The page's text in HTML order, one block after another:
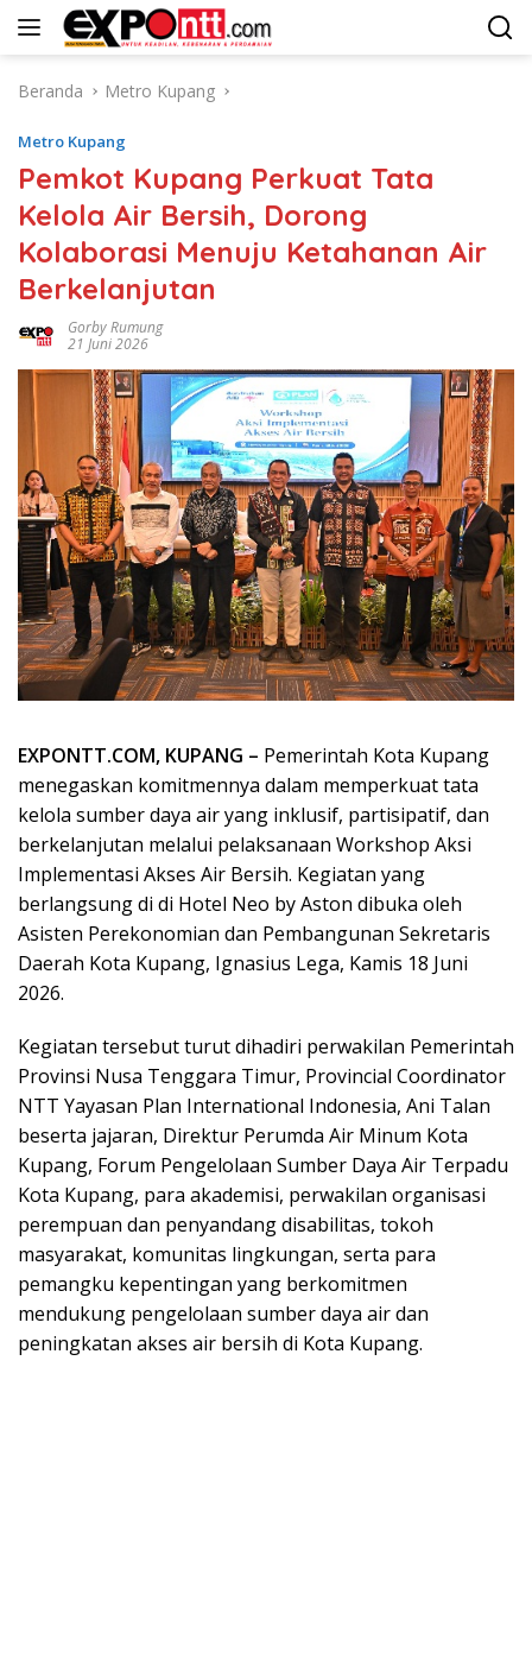
Langsung
Beranda
Metro Kupang
Metro Kupang
Pemkot Kupang Perkuat Tata
Kelola Air Bersih, Dorong
Kolaborasi Menuju Ketahanan Air
Berkelanjutan
Gorby Rumung
21 Juni 2026
EXPONTT.COM, KUPANG – Pemerintah Kota Kupang
menegaskan komitmennya dalam memperkuat tata
kelola sumber daya air yang inklusif, partisipatif, dan
berkelanjutan melalui pelaksanaan Workshop Aksi
Implementasi Akses Air Bersih. Kegiatan yang
berlangsung di di Hotel Neo by Aston dibuka oleh
Asisten Perekonomian dan Pembangunan Sekretaris
Daerah Kota Kupang, Ignasius Lega, Kamis 18 Juni
2026.
Kegiatan tersebut turut dihadiri perwakilan Pemerintah
Provinsi Nusa Tenggara Timur, Provincial Coordinator
NTT Yayasan Plan International Indonesia, Ani Talan
beserta jajaran, Direktur Perumda Air Minum Kota
Kupang, Forum Pengelolaan Sumber Daya Air Terpadu
Kota Kupang, para akademisi, perwakilan organisasi
perempuan dan penyandang disabilitas, tokoh
masyarakat, komunitas lingkungan, serta para
pemangku kepentingan yang berkomitmen
mendukung pengelolaan sumber daya air dan
peningkatan akses air bersih di Kota Kupang.